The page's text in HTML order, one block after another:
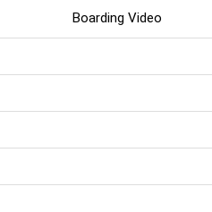
Boarding Video